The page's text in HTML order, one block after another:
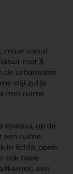
maar vooral
met 3
de urbanisatie
stijl zul je
met ruime
niveaus, op de
een ruime
in lichte, open
ook twee
een